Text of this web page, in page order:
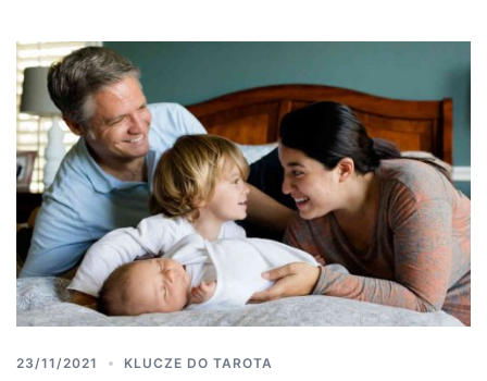
23/11/2021 KLUCZE DO TAROTA